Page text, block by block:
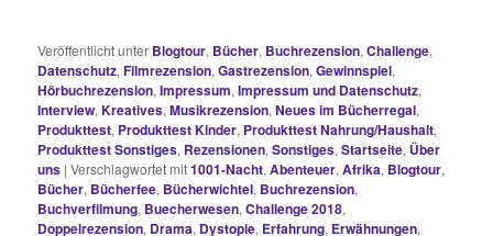
Veröffentlicht unter Blogtour, Bücher, Buchrezension,Challenge,
Datenschutz,Filmrezension,Gastrezension,Gewinnspiel,
Hörbuchrezension,Impressum,Impressum und Datenschutz,
Interview,Kreatives,Musikrezension,Neues im Bücherregal,
Produkttest, Produkttest Kinder, Produkttest Nahrung/Haushalt,
Produkttest Sonstiges, Rezensionen,Sonstiges,Startseite, Über
uns |Verschlagwortet mit1001-Nacht,Abenteuer,Afrika, Blogtour,
Bücher, Bücherfee, Bücherwichtel, Buchrezension,
Buchverfilmung, Buecherwesen,Challenge 2018,
Doppelrezension, Drama, Dystopie, Erfahrung, Erwähnungen,